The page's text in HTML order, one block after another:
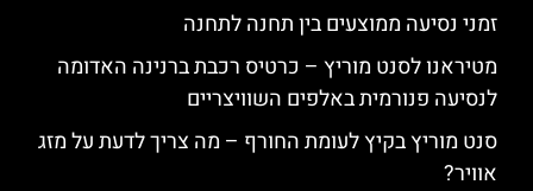
זמני נסיעה ממוצעים בין תחנה לתחנה
מטיראנו לסנט מוריץ – כרטיס רכבת ברנינה האדומה
לנסיעה פנורמית באלפים השוויצריים
סנט מוריץ בקיץ לעומת החורף – מה צריך לדעת על מזג
אוויר?